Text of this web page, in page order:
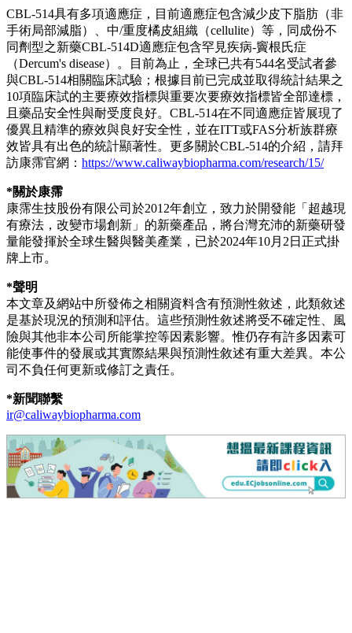
CBL-514具有多項適應症，目前適應症包含減少皮下脂肪（非
手術局部減脂）、中/重度橘皮組織（cellulite）等，同成份不
同劑型之新藥CBL-514D適應症包含罕見疾病-竇根氏症
（Dercum's disease）。目前為止，全球已共有544名受試者參
與CBL-514相關臨床試驗；根據目前已完成並取得統計結果之
10項臨床試的主要療效指標與重要次要療效指標皆全部達標，
且藥品安全性與耐受度良好。CBL-514在不同適應症皆展現了
優異且精準的療效與良好安全性，並在ITT或FAS分析族群療
效皆具有出色的統計顯著性。更多關於CBL-514的介紹，請拜
訪康霈官網： https://www.caliwaybiopharma.com/research/15/
*關於康霈
康霈生技股份有限公司於2012年創立，致力於開發能「超越現
有療法，改變市場創新」的新藥產品，將台灣充沛的新藥研發
量能發揮於全球生醫與醫美產業，已於2024年10月2日正式掛
牌上市。
*聲明
本文章及網站中所發佈之相關資料含有預測性敘述，此類敘述
是基於現況的預測和評估。這些預測性敘述將受不確定性、風
險與其他非本公司所能掌控等因素影響。惟仍存有許多因素可
能使事件的發展或其實際結果與預測性敘述有重大差異。本公
司不負任何更新或修訂之責任。
*新聞聯繫
ir@caliwaybiopharma.com